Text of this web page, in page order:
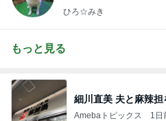
ひろ☆みき
もっと見る
細川直美 夫と麻辣担
Amebaトピックス 1日